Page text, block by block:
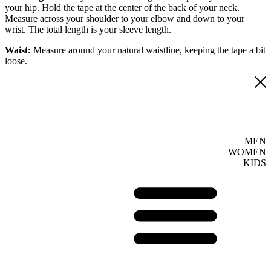
your hip. Hold the tape at the center of the back of your neck.
Measure across your shoulder to your elbow and down to your
wrist. The total length is your sleeve length.
Waist: Measure around your natural waistline, keeping the tape a bit
loose.
MEN
WOMEN
KIDS